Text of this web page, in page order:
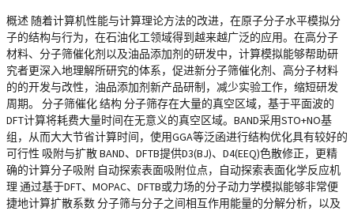
概述 随着计算机性能与计算理论方法的改进，在原子分子水平模拟分
子的结构与行为，在石油化工领域得到越来越广泛的应用。在高分子
材料、分子筛催化剂以及油品添加剂的研发中，计算模拟能够帮助研
究者更深入地理解所研究的体系，促进新分子筛催化剂、高分子材料
的的开发与改性，油品添加剂新产品研制，减少实验工作，缩短研发
周期。 分子筛催化 结构 分子筛存在大量的真空区域，基于平面波的
DFT计算将耗费大量时间在无意义的真空区域。BAND采用STO+NO基
组，从而大大节省计算时间，使用GGA等泛函进行结构优化具有较好的
可行性 吸附与扩散 BAND、DFTB提供D3(BJ)、D4(EEQ)色散修正，更精
确的计算分子吸附 自动探索表面吸附位点，自动探索表面化学反应机
理 通过基于DFT、MOPAC、DFTB或力场的分子动力学模拟能够非常便
捷地计算扩散系数 分子筛与分子之间相互作用能量的分解分析，以及